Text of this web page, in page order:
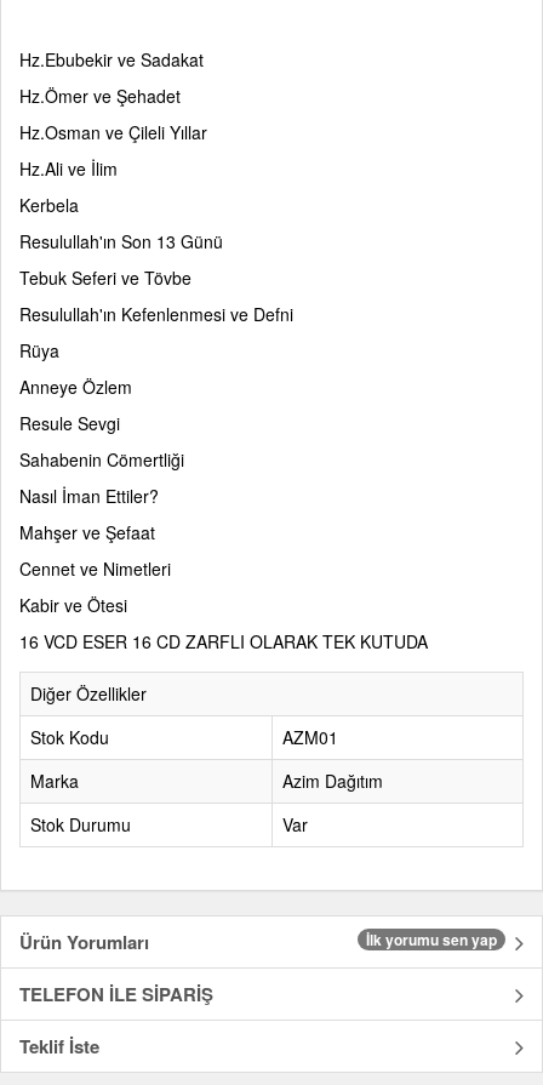
Hz.Ebubekir ve Sadakat
Hz.Ömer ve Şehadet
Hz.Osman ve Çileli Yıllar
Hz.Ali ve İlim
Kerbela
Resulullah'ın Son 13 Günü
Tebuk Seferi ve Tövbe
Resulullah'ın Kefenlenmesi ve Defni
Rüya
Anneye Özlem
Resule Sevgi
Sahabenin Cömertliği
Nasıl İman Ettiler?
Mahşer ve Şefaat
Cennet ve Nimetleri
Kabir ve Ötesi
16 VCD ESER 16 CD ZARFLI OLARAK TEK KUTUDA
Diğer Özellikler
Stok Kodu
AZM01
Marka
Azim Dağıtım
Stok Durumu
Var
Ürün Yorumları İlk yorumu sen yap
TELEFON İLE SİPARİŞ
Teklif İste